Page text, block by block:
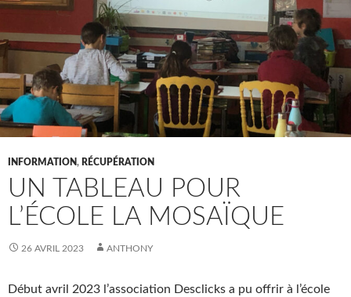
INFORMATION, RÉCUPÉRATION
UN TABLEAU POUR
L’ÉCOLE LA MOSAÏQUE
26 AVRIL 2023 ANTHONY
Début avril 2023 l’association Desclicks a pu offrir à l’école